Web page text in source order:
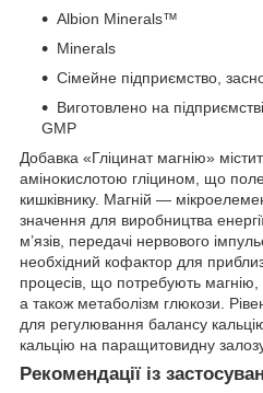
Albion Minerals™
Minerals
Сімейне підприємство,
Виготовлено на
GMP
Добавка «Гліцинат магнію»
амінокислотою гліцином, що
кишківнику. Магній —
значення для виробництва
м’язів, передачі нервового
необхідний кофактор для
процесів, що потребують магнію,
а також метаболізм глюкози.
для регулювання балансу
кальцію на паращитовидну
Рекомендації із